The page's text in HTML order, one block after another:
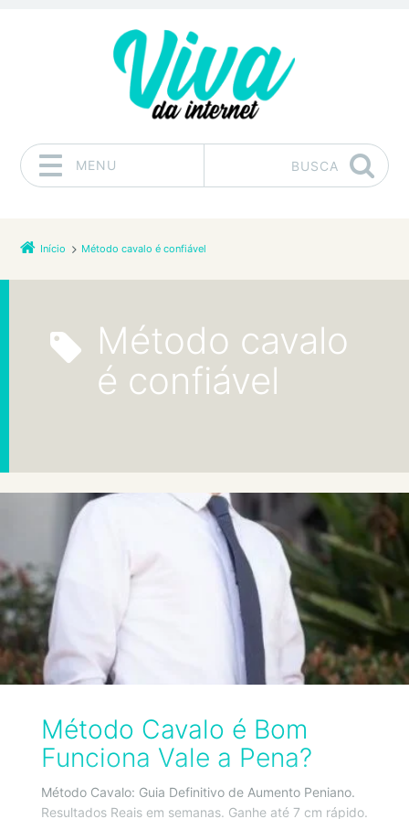
MENU BUSCA
Início Método cavalo é confiável
Método cavalo
é confiável
Método Cavalo é Bom
Funciona Vale a Pena?
Método Cavalo: Guia Definitivo de Aumento Peniano.
Resultados Reais em semanas. Ganhe até 7 cm rápido.